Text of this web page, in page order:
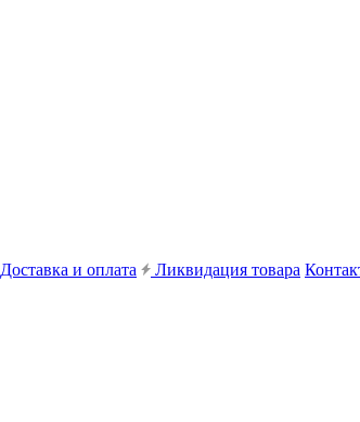
Доставка и оплата Ликвидация товара